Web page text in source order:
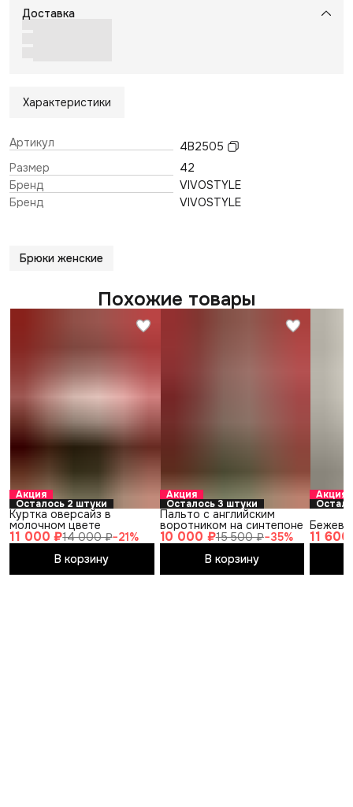
Доставка
Характеристики
Артикул
4B2505
Размер
42
Бренд
VIVOSTYLE
Бренд
VIVOSTYLE
Брюки женские
Похожие товары
Акция
Осталось 2 штуки
11 000 ₽14 000 ₽−21%
Куртка оверсайз в
молочном цвете
В корзину
Акция
Осталось 3 штуки
10 000 ₽15 500 ₽−35%
Пальто с английским
воротником на синтепоне
В корзину
Акция
11